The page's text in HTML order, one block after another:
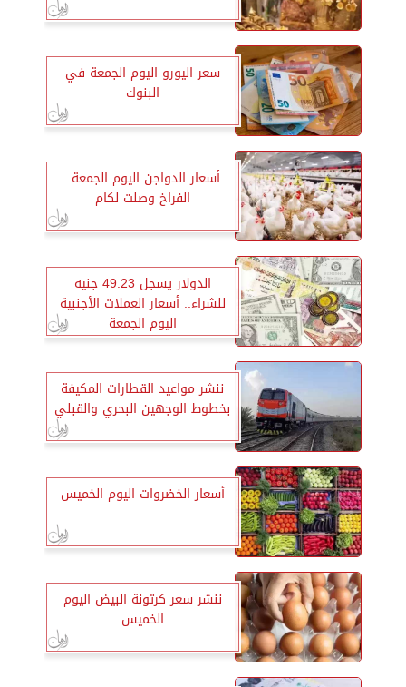
سعر اليورو اليوم الجمعة في
البنوك
أسعار الدواجن اليوم الجمعة..
الفراخ وصلت لكام
الدولار يسجل 49.23 جنيه
للشراء.. أسعار العملات الأجنبية
اليوم الجمعة
ننشر مواعيد القطارات المكيفة
بخطوط الوجهين البحري والقبلي
أسعار الخضروات اليوم الخميس
ننشر سعر كرتونة البيض اليوم
الخميس